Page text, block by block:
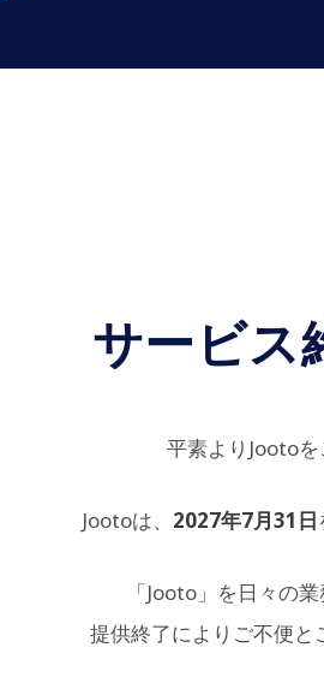
サービス
平素よりJootoを
Jootoは、 2027年7月31日
「Jooto」を日々の
提供終了によりご不便と